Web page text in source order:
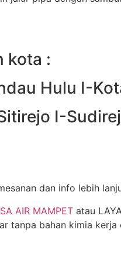
kota :
Hulu I-
I-
dan info lebih
AIR MAMPET atau
tanpa bahan kimia